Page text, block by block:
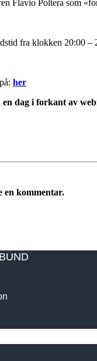
Flavio Poltera som
fra klokken 20:00 –
her
en dag i forkant av
en kommentar.